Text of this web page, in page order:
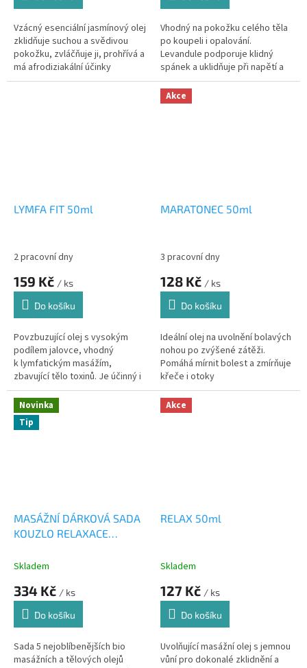
Vzácný esenciální jasmínový olej
zklidňuje suchou a svědivou
pokožku, zvláčňuje ji, prohřívá a
má afrodiziakální účinky
Vhodný na pokožku celého těla
po koupeli i opalování.
Levandule podporuje klidný
spánek a uklidňuje při napětí a
stresu
LYMFA FIT 50ml
2 pracovní dny
159 Kč / ks
Do košíku
Povzbuzující olej s vysokým
podílem jalovce, vhodný
k lymfatickým masážím,
zbavující tělo toxinů. Je účinný i
při celulitidě
Akce
MARATONEC 50ml
3 pracovní dny
128 Kč / ks
Do košíku
Ideální olej na uvolnění bolavých
nohou po zvýšené zátěži.
Pomáhá mírnit bolest a zmírňuje
křeče i otoky
Novinka
Tip
MASÁŽNÍ DÁRKOVÁ SADA
KOUZLO RELAXACE
Skladem
334 Kč / ks
Do košíku
Sada 5 nejoblíbenějších bio
masážních a tělových olejů
Akce
RELAX 50ml
Skladem
127 Kč / ks
Do košíku
Uvolňující masážní olej s jemnou
vůní pro dokonalé zklidnění a